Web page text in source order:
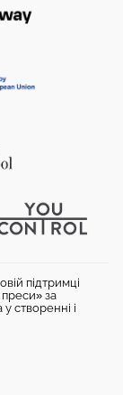
підтримці
преси» за
створенні і